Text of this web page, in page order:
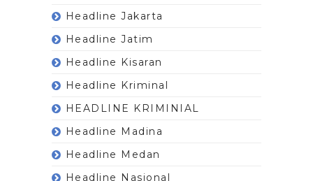
Headline Jakarta
Headline Jatim
Headline Kisaran
Headline Kriminal
HEADLINE KRIMINIAL
Headline Madina
Headline Medan
Headline Nasional